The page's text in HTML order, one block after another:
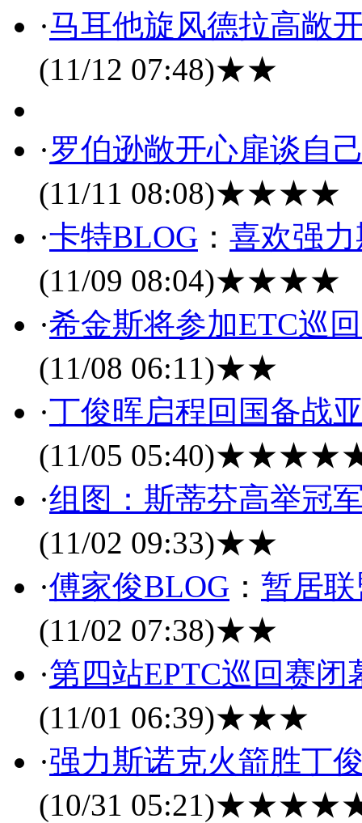
·马耳他旋风德拉高敞
(11/12 07:48)★★
·罗伯逊敞开心扉谈自
(11/11 08:08)★★★★
·卡特BLOG ： 喜欢强
(11/09 08:04)★★★★
·希金斯将参加ETC巡
(11/08 06:11)★★
·丁俊晖启程回国备战
(11/05 05:40)
·组图：斯蒂芬高举冠
(11/02 09:33)★★
·傅家俊BLOG ： 暂居
(11/02 07:38)★★
·第四站EPTC巡回赛
(11/01 06:39)★★★
·强力斯诺克火箭胜丁
(10/31 05:21)